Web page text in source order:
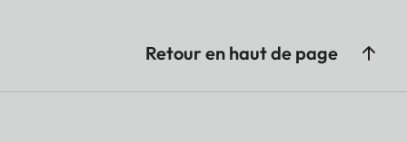
Retour en haut de page